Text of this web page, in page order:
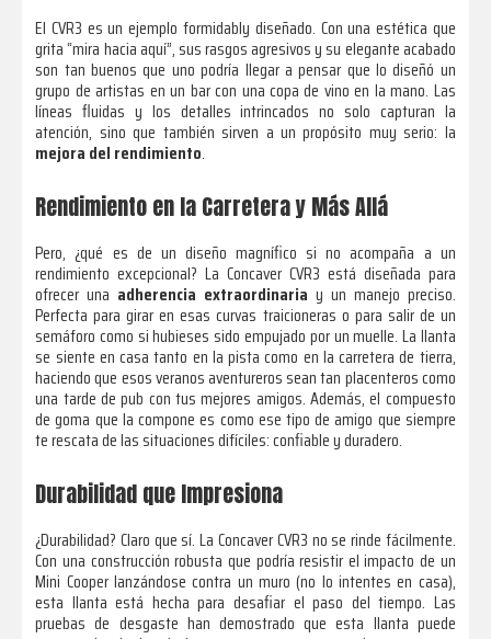
El CVR3 es un ejemplo formidably diseñado. Con una estética que
grita “mira hacia aquí”, sus rasgos agresivos y su elegante acabado
son tan buenos que uno podría llegar a pensar que lo diseñó un
grupo de artistas en un bar con una copa de vino en la mano. Las
líneas fluidas y los detalles intrincados no solo capturan la
atención, sino que también sirven a un propósito muy serio: la
mejora del rendimiento.
Rendimiento en la Carretera y Más Allá
Pero, ¿qué es de un diseño magnífico si no acompaña a un
rendimiento excepcional? La Concaver CVR3 está diseñada para
ofrecer una adherencia extraordinaria y un manejo preciso.
Perfecta para girar en esas curvas traicioneras o para salir de un
semáforo como si hubieses sido empujado por un muelle. La llanta
se siente en casa tanto en la pista como en la carretera de tierra,
haciendo que esos veranos aventureros sean tan placenteros como
una tarde de pub con tus mejores amigos. Además, el compuesto
de goma que la compone es como ese tipo de amigo que siempre
te rescata de las situaciones difíciles: confiable y duradero.
Durabilidad que Impresiona
¿Durabilidad? Claro que sí. La Concaver CVR3 no se rinde fácilmente.
Con una construcción robusta que podría resistir el impacto de un
Mini Cooper lanzándose contra un muro (no lo intentes en casa),
esta llanta está hecha para desafiar el paso del tiempo. Las
pruebas de desgaste han demostrado que esta llanta puede